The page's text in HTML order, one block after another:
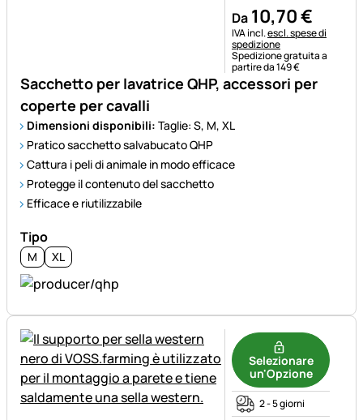
Sacchetto per lavatrice QHP, accessori per
coperte per cavalli
Dimensioni disponibili: Taglie: S, M, XL
Pratico sacchetto salvabucato QHP
Cattura i peli di animale in modo efficace
Protegge il contenuto del sacchetto
Efficace e riutilizzabile
Tipo
M XL
Da 10,70€
Informazioni fiscali:
IVA incl.escl. spese di
spedizione
Spedizione gratuita a
partire da 149 €
Selezionare
un'Opzione
2 - 5 giorni